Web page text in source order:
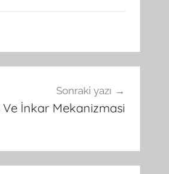
Sonraki yazı
Ve İnkar Mekanizmasi